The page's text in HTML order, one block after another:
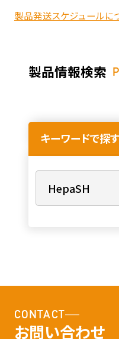
製品発送スケジュールに
製品情報検索
キーワードで探す
CONTACT
お問い合わせ